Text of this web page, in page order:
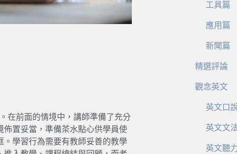
在前面的情境中，講師準備了充分
置妥當，準備茶水點心供學員使
學習行為需要有教師妥善的教學
工具篇
應用篇
新聞篇
精選評論
觀念英文
英文口
英文文
英文聽